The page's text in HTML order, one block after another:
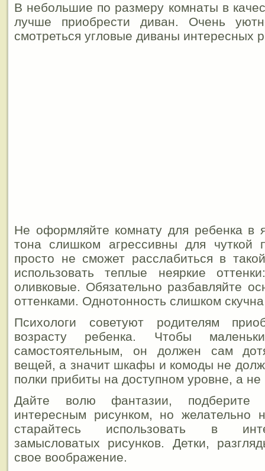
В небольшие по размеру комнаты в
лучше приобрести диван. Очень
смотреться угловые диваны интересных
Не оформляйте комнату для ребенка в
тона слишком агрессивны для чуткой
просто не сможет расслабиться в
использовать теплые неяркие
оливковые. Обязательно разбавляйте
оттенками. Однотонность слишком
Психологи советуют родителям
возрасту ребенка. Чтобы
самостоятельным, он должен сам
вещей, а значит шкафы и комоды не
полки прибиты на доступном уровне, а не
Дайте волю фантазии,
интересным рисунком, но
старайтесь использовать в
замысловатых рисунков. Детки,
свое воображение.